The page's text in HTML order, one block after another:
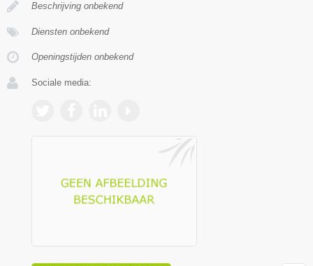
Beschrijving onbekend
Diensten onbekend
Openingstijden onbekend
Sociale media: